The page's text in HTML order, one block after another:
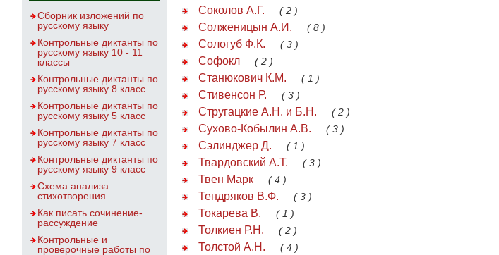
Сборник изложений по
русскому языку
Контрольные диктанты по
русскому языку 10 - 11
классы
Контрольные диктанты по
русскому языку 8 класс
Контрольные диктанты по
русскому языку 5 класс
Контрольные диктанты по
русскому языку 7 класс
Контрольные диктанты по
русскому языку 9 класс
Схема анализа
стихотворения
Как писать сочинение-
рассуждение
Контрольные и
проверочные работы по
Соколов А.Г. ( 2 )
Солженицын А.И. ( 8 )
Сологуб Ф.К. ( 3 )
Софокл ( 2 )
Станюкович К.М. ( 1 )
Стивенсон Р. ( 3 )
Стругацкие А.Н. и Б.Н. ( 2 )
Сухово-Кобылин А.В. ( 3 )
Сэлинджер Д. ( 1 )
Твардовский А.Т. ( 3 )
Твен Марк ( 4 )
Тендряков В.Ф. ( 3 )
Токарева В. ( 1 )
Толкиен Р.Н. ( 2 )
Толстой А.Н. ( 4 )